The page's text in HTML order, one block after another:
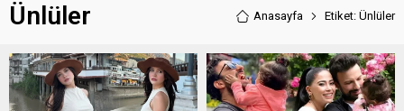
Ünlüler Anasayfa Etiket: Ünlüler